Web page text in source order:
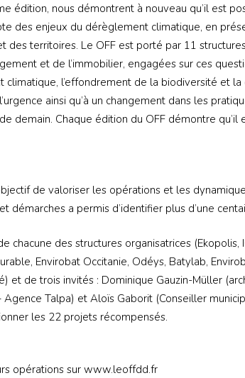
édition, nous démontrent à nouveau qu’il est
des enjeux du dérèglement climatique, en
des territoires. Le OFF est porté par 11
et de l’immobilier, engagées sur ces
l’effondrement de la biodiversité et la
ainsi qu’à un changement dans les
demain. Chaque édition du OFF démontre qu’il
de valoriser les opérations et les
démarches a permis d’identifier plus d’une
chacune des structures organisatrices (Ekopolis,
Envirobat Occitanie, Odéys, Batylab,
et de trois invités : Dominique Gauzin-Müller
Talpa) et Aloïs Gaborit (Conseiller
les 22 projets récompensés.
opérations sur www.leoffdd.fr